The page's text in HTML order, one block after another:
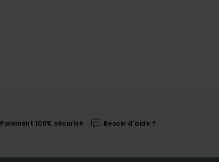
Paiement 100% sécurisé Besoin d'aide ?